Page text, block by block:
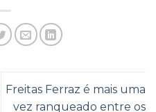
Freitas Ferraz é mais uma
vez ranqueado entre os